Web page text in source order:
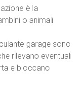
è la
o animali
garage sono
rilevano eventuali
e bloccano